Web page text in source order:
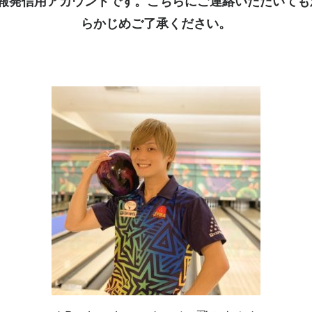
らかじめご了承ください。